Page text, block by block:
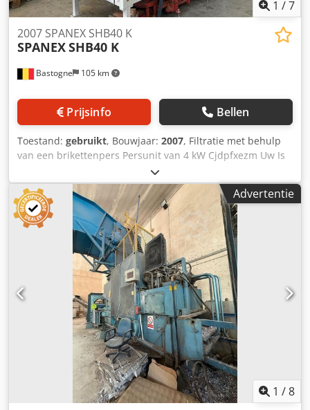
1 /7
Bastogne 105 km
2007 SPANEX SHB40 K
SPANEXSHB40 K
Prijsinfo Bellen
Toestand: gebruikt, Bouwjaar: 2007, Filtratie met behulp
van een brikettenpers Persunit van 4 kW Cjdpfxezm Uw Is
Aiverf Briketten: 120/45 mm 400 V
Advertentie
1 /8